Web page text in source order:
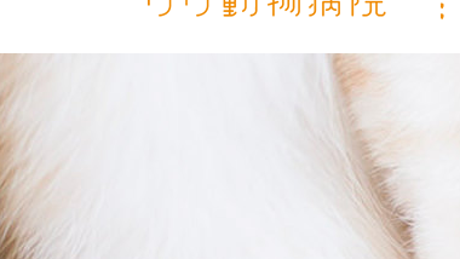
WEB予約始まりました！
※重要※ 価格改定のお知らせ